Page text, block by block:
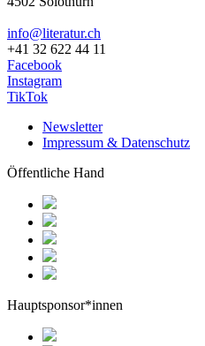
info@literatur.ch
+41 32 622 44 11
Facebook
Instagram
TikTok
Newsletter
Impressum & Datenschutz
Öffentliche Hand
Hauptsponsor*innen